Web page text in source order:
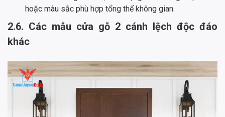
hoặc màu sắc phù hợp tổng thể không gian.
2.6. Các mẫu cửa gỗ 2 cánh lệch độc đáo
khác